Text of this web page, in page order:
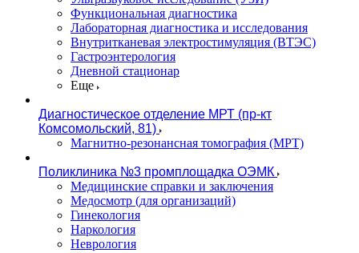
Функциональная диагностика
Лабораторная диагностика и исследования
Внутритканевая электростимуляция (ВТЭС)
Гастроэнтерология
Дневной стационар
Еще
Диагностическое отделение МРТ (пр-кт
Комсомольский, 81)
Магнитно-резонансная томография (МРТ)
Поликлиника №3 промплощадка ОЭМК
Медицинские справки и заключения
Медосмотр (для организаций)
Гинекология
Наркология
Неврология